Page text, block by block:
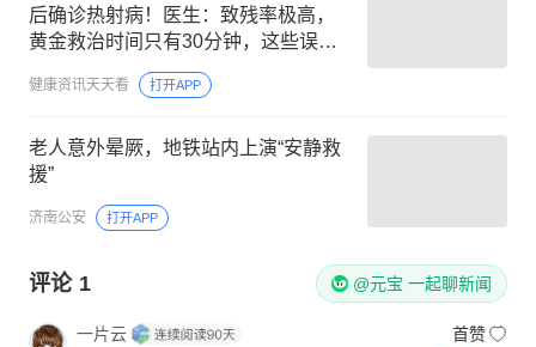
后确诊热射病！医生：致残率极高，
黄金救治时间只有30分钟，这些误区
健康资讯天天看 打开APP
老人意外晕厥，地铁站内上演“安静救
援”
济南公安 打开APP
评论 1 @元宝 一起聊新闻
一片云
首赞